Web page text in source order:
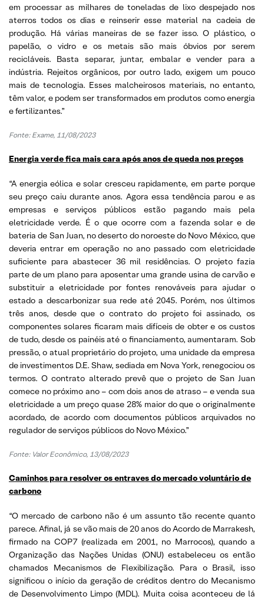
em processar as milhares de toneladas de lixo despejado nos
aterros todos os dias e reinserir esse material na cadeia de
produção. Há várias maneiras de se fazer isso. O plástico, o
papelão, o vidro e os metais são mais óbvios por serem
recicláveis. Basta separar, juntar, embalar e vender para a
indústria. Rejeitos orgânicos, por outro lado, exigem um pouco
mais de tecnologia. Esses malcheirosos materiais, no entanto,
têm valor, e podem ser transformados em produtos como energia
e fertilizantes.”
Fonte: Exame, 11/08/2023
Energia verde fica mais cara após anos de queda nos preços
“A energia eólica e solar cresceu rapidamente, em parte porque
seu preço caiu durante anos. Agora essa tendência parou e as
empresas e serviços públicos estão pagando mais pela
eletricidade verde. É o que ocorre com a fazenda solar e de
bateria de San Juan, no deserto do noroeste do Novo México, que
deveria entrar em operação no ano passado com eletricidade
suficiente para abastecer 36 mil residências. O projeto fazia
parte de um plano para aposentar uma grande usina de carvão e
substituir a eletricidade por fontes renováveis para ajudar o
estado a descarbonizar sua rede até 2045. Porém, nos últimos
três anos, desde que o contrato do projeto foi assinado, os
componentes solares ficaram mais difíceis de obter e os custos
de tudo, desde os painéis até o financiamento, aumentaram. Sob
pressão, o atual proprietário do projeto, uma unidade da empresa
de investimentos D.E. Shaw, sediada em Nova York, renegociou os
termos. O contrato alterado prevê que o projeto de San Juan
comece no próximo ano – com dois anos de atraso – e venda sua
eletricidade a um preço quase 28% maior do que o originalmente
acordado, de acordo com documentos públicos arquivados no
regulador de serviços públicos do Novo México.”
Fonte: Valor Econômico, 13/08/2023
Caminhos para resolver os entraves do mercado voluntário de
carbono
“O mercado de carbono não é um assunto tão recente quanto
parece. Afinal, já se vão mais de 20 anos do Acordo de Marrakesh,
firmado na COP7 (realizada em 2001, no Marrocos), quando a
Organização das Nações Unidas (ONU) estabeleceu os então
chamados Mecanismos de Flexibilização. Para o Brasil, isso
significou o início da geração de créditos dentro do Mecanismo
de Desenvolvimento Limpo (MDL). Muita coisa aconteceu de lá